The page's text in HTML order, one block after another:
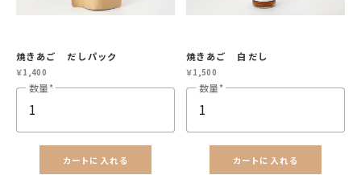
焼きあご だしパック
￥1,400
数量
カートに入れる
焼きあご 白だし
￥1,500
数量
カートに入れる